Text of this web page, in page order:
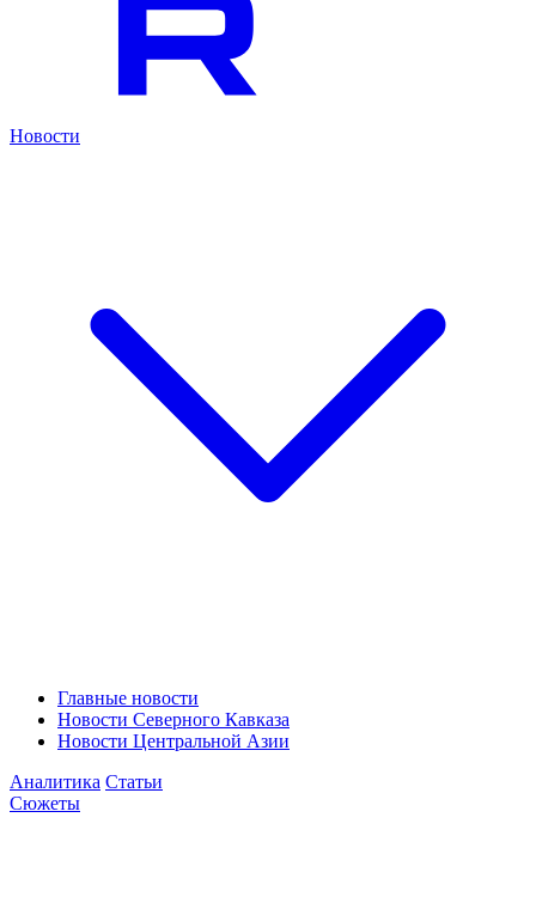
Новости
Главные новости
Новости Северного Кавказа
Новости Центральной Азии
Аналитика Статьи
Сюжеты